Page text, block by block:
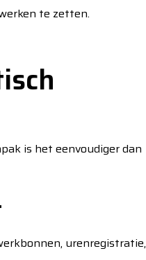
te zetten.
is het eenvoudiger dan
urenregistratie,